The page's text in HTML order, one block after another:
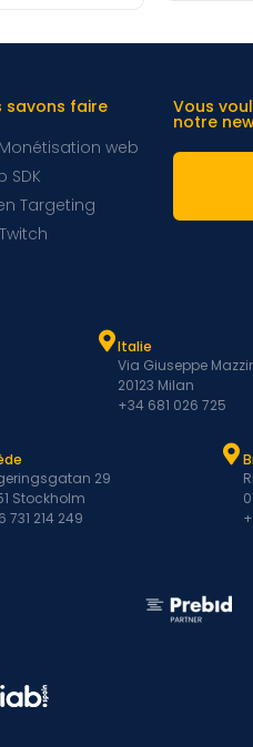
savons faire
web
SDK
Targeting
Vous
notre
Italie
Via Giuseppe
20123 Milan
+34 681 026 725
29
51 Stockholm
731 214 249